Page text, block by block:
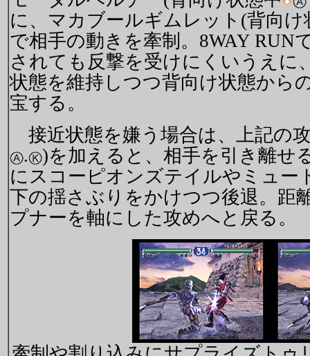
に、マカブールギムレット(背向け
で相手の動きを牽制。8WAY RUN
されても反撃を受けにくいうえに
状態を維持しつつ背向け状態から
宝する。
接近状態を嫌う場合は、上記の
.
)を加えると、相手を引き離せ
にスコーピオンズテイルやミュー
下の揺さぶりをかけつつ後退。距
プナーを軸にした攻めへと戻る。